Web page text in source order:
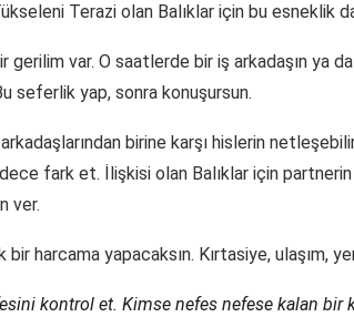
Terazi olan Balıklar için bu esneklik
gerilim var. O saatlerde bir iş arkadaşın ya
seferlik yap, sonra konuşursun.
birine karşı hislerin
fark et. İlişkisi olan Balıklar için
ver.
harcama yapacaksın. Kırtasiye, ulaşım,
kontrol et. Kimse nefes nefese kalan bir